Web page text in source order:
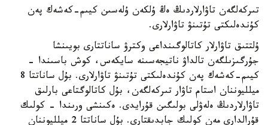
تىركەلگەن تاۋارلاردىڭ ەڭ ۇلكەن ۇلەسىن كيىم-كەشەك پەن
كۇندەلىكتى تۇتىنۋ تاۋارلارى.
ۇلتتىق تاۋارلار كاتالوگىنداعى وكترۋ ساناتتارى بويىنشا
جۇرگىزىلگەن تالداۋ ناتيجەسىنە سايكەس، كوش باسىندا -
كيىم-كەشەك پەن كۇندەلىكتى تۇتىنۋ تاۋارلارى. بۇل ساناتتا 8
ميلليوننان استام تاۋار تىركەلگەن، بۇل كاتالوگتاعى بارلىق
تاۋارلاردىڭ ەلەۋلى بولىگىن قۇرايدى. ەكىنشى ورىندا - كولىك
قۇرالدارى مەن كولىك جابدىقتارى. بۇل ساناتتا 2 ميلليوننان